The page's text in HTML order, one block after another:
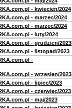
- kwiecien/2024
- marzec/2024
- marzec/2024
- luty/2024
- grudzien/2023
- listopad/2023
-
- wrzesien/2023
- lipiec/2023
- czerwiec/2023
- maj/2023